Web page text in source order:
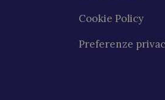
Cookie Policy
Preferenze